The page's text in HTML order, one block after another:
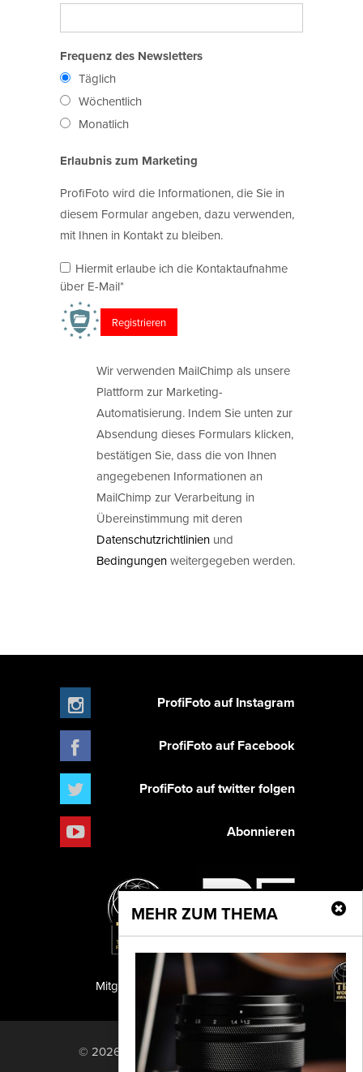
Frequenz des Newsletters
Täglich
Wöchentlich
Monatlich
Erlaubnis zum Marketing
ProfiFoto wird die Informationen, die Sie in
diesem Formular angeben, dazu verwenden,
mit Ihnen in Kontakt zu bleiben.
Hiermit erlaube ich die Kontaktaufnahme
über E-Mail*
Wir verwenden MailChimp als unsere
Plattform zur Marketing-
Automatisierung. Indem Sie unten zur
Absendung dieses Formulars klicken,
bestätigen Sie, dass die von Ihnen
angegebenen Informationen an
MailChimp zur Verarbeitung in
Übereinstimmung mit deren
Datenschutzrichtlinien und
Bedingungenweitergegeben werden.
MEHR ZUM THEMA
ProfiFoto auf Instagram
ProfiFoto auf Facebook
ProfiFoto auf twitter folgen
Abonnieren
PF Publishing GmbH
Mitglied der TIPA
© 2026 PF Publishing GmbH. All rights